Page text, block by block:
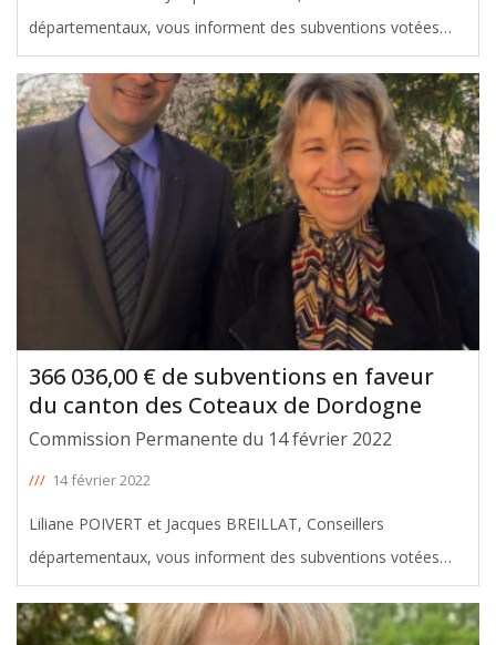
départementaux, vous informent des subventions votées
avec leur soutien en faveur du canton des Coteaux de
Dordogne, lors de la Commission Permanente du 28 mars
2022. Le montant total de ces[ … ]
366 036,00 € de subventions en faveur
du canton des Coteaux de Dordogne
Commission Permanente du 14 février 2022
/// 14 février 2022
Liliane POIVERT et Jacques BREILLAT, Conseillers
départementaux, vous informent des subventions votées
avec leur soutien en faveur du canton des Coteaux de
Dordogne, lors de la Commission permanente du 14 février